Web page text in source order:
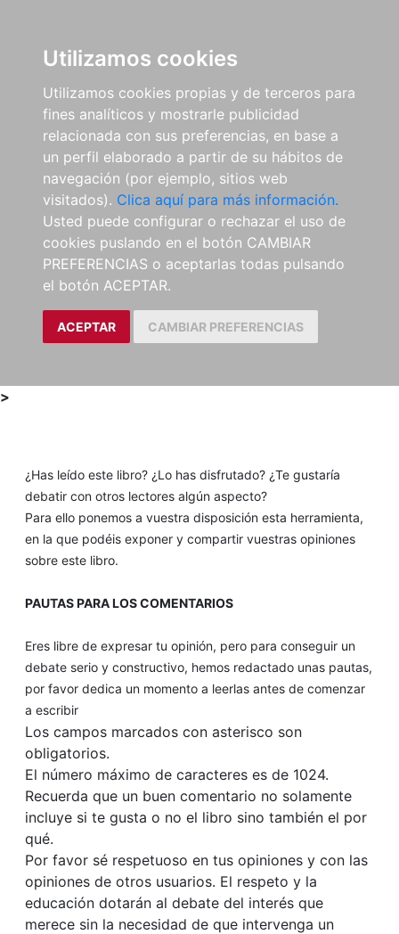
Utilizamos cookies
Utilizamos cookies propias y de terceros para
fines analíticos y mostrarle publicidad
relacionada con sus preferencias, en base a
un perfil elaborado a partir de su hábitos de
navegación (por ejemplo, sitios web
visitados). Clica aquí para más información.
Usted puede configurar o rechazar el uso de
cookies puslando en el botón CAMBIAR
PREFERENCIAS o aceptarlas todas pulsando
el botón ACEPTAR.
ACEPTAR CAMBIAR PREFERENCIAS
>
¿Has leído este libro? ¿Lo has disfrutado? ¿Te gustaría
debatir con otros lectores algún aspecto?
Para ello ponemos a vuestra disposición esta herramienta,
en la que podéis exponer y compartir vuestras opiniones
sobre este libro.
PAUTAS PARA LOS COMENTARIOS
Eres libre de expresar tu opinión, pero para conseguir un
debate serio y constructivo, hemos redactado unas pautas,
por favor dedica un momento a leerlas antes de comenzar
a escribir
Los campos marcados con asterisco son
obligatorios.
El número máximo de caracteres es de 1024.
Recuerda que un buen comentario no solamente
incluye si te gusta o no el libro sino también el por
qué.
Por favor sé respetuoso en tus opiniones y con las
opiniones de otros usuarios. El respeto y la
educación dotarán al debate del interés que
merece sin la necesidad de que intervenga un